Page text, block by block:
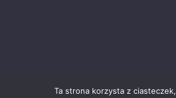
Ta strona korzysta z